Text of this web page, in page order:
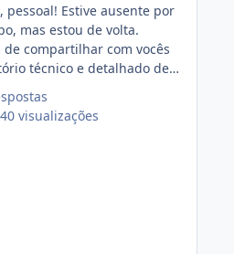
pessoal! Estive ausente por
mas estou de volta.
de compartilhar com vocês
técnico e detalhado de
referente
(versão atualmente em
visualizações